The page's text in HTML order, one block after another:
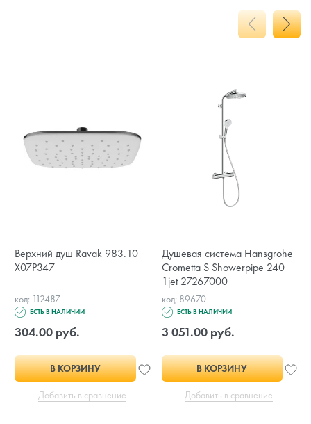
Верхний душ Ravak 983.10
X07P347
код: 112487
ЕСТЬ В НАЛИЧИИ
304.00 руб.
В КОРЗИНУ
Добавить в сравнение
Душевая система Hansgrohe
Crometta S Showerpipe 240
1jet 27267000
код: 89670
ЕСТЬ В НАЛИЧИИ
3 051.00 руб.
В КОРЗИНУ
Добавить в сравнение